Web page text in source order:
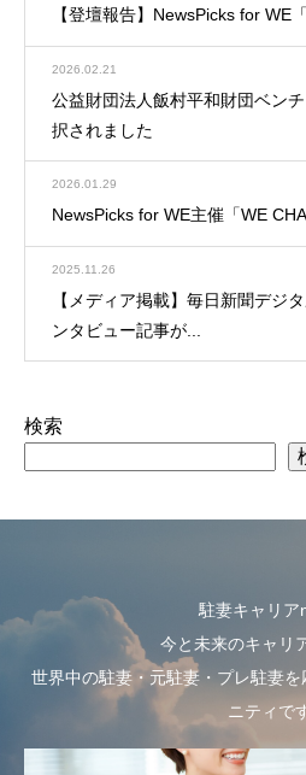
【登壇報告】NewsPicks for WE
2026.02.21
公益財団法人飯村平和財団ベン
択されました
2026.01.29
NewsPicks for WE主催「WE
2025.11.26
【メディア掲載】毎日新聞デジ
ンタビュー記事が...
検索
駐妻キャリア
今と未来のキャリ
世界中の駐妻・元駐妻・プレ駐妻
ニティで